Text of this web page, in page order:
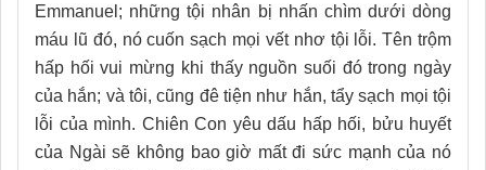
Emmanuel; những tội nhân bị nhấn chìm dưới dòng
máu lũ đó, nó cuốn sạch mọi vết nhơ tội lỗi. Tên trộm
hấp hối vui mừng khi thấy nguồn suối đó trong ngày
của hắn; và tôi, cũng đê tiện như hắn, tẩy sạch mọi tội
lỗi của mình. Chiên Con yêu dấu hấp hối, bửu huyết
của Ngài sẽ không bao giờ mất đi sức mạnh của nó